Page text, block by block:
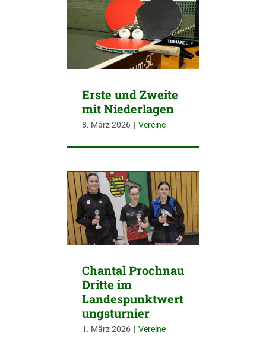
Erste und Zweite
mit Niederlagen
8. März 2026 | Vereine
Chantal Prochnau
Dritte im
Landespunktwert
ungsturnier
1. März 2026 | Vereine